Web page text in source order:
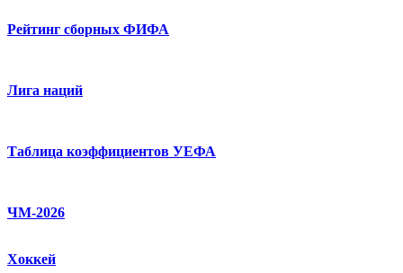
Рейтинг сборных ФИФА
Лига наций
Таблица коэффициентов УЕФА
ЧМ-2026
Хоккей